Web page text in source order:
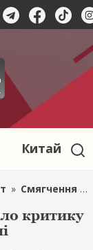
залишення
Китай
» Смягчення санкцій викликало критику у Великій Британії та Україні
критику